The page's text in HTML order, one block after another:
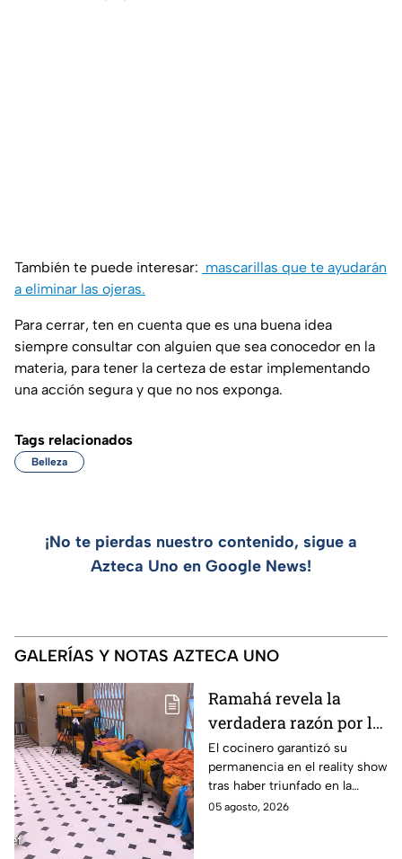
También te puede interesar: mascarillas que te ayudarán
a eliminar las ojeras.
Para cerrar, ten en cuenta que es una buena idea
siempre consultar con alguien que sea conocedor en la
materia, para tener la certeza de estar implementando
una acción segura y que no nos exponga.
Tags relacionados
Belleza
¡No te pierdas nuestro contenido, sigue a
Azteca Uno en Google News!
GALERÍAS Y NOTAS AZTECA UNO
Ramahá revela la
verdadera razón por la
que subió a Daniela al
balcón de MasterChef
24/7
El cocinero garantizó su
permanencia en el reality show
tras haber triunfado en la
pasada batalla por equipos
05 agosto, 2026